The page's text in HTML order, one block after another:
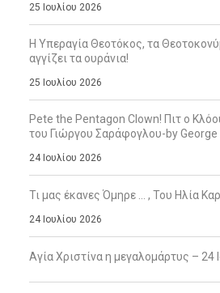
25 Ιουλίου 2026
Η Υπεραγία Θεοτόκος, τα
αγγίζει τα ουράνια!
25 Ιουλίου 2026
Pete the Pentagon Clown! Πιτ ο
του Γιώργου Σαράφογλου-by
24 Ιουλίου 2026
Τι μας έκανες Όμηρε … , Του Ηλία
24 Ιουλίου 2026
Αγία Χριστίνα η μεγαλομάρτυς – 24